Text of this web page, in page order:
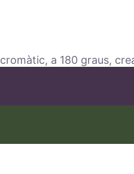
a 180 graus,